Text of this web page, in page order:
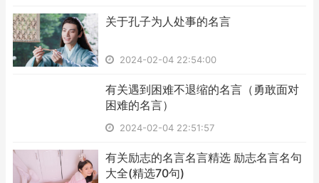
​关于孔子为人处事的名言
2024-02-04 22:54:00
​有关遇到困难不退缩的名言（勇敢面对
困难的名言）
2024-02-04 22:51:57
​有关励志的名言名言精选 励志名言名句
大全(精选70句)